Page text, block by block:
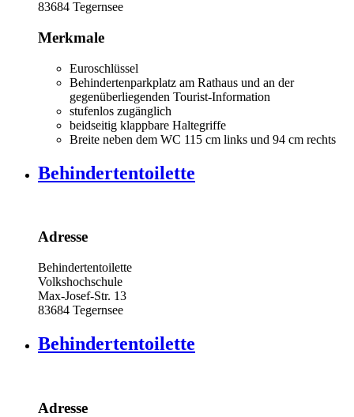
83684 Tegernsee
Merkmale
Euroschlüssel
Behindertenparkplatz am Rathaus und an der
gegenüberliegenden Tourist-Information
stufenlos zugänglich
beidseitig klappbare Haltegriffe
Breite neben dem WC 115 cm links und 94 cm rechts
Behindertentoilette
Adresse
Behindertentoilette
Volkshochschule
Max-Josef-Str. 13
83684 Tegernsee
Behindertentoilette
Adresse